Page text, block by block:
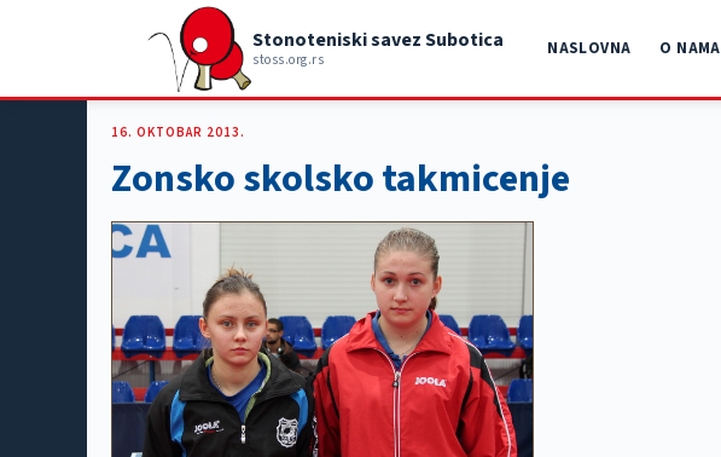
Stonoteniski savez Subotica
stoss.org.rs
NASLOVNA O NAMA
16. OKTOBAR 2013.
Zonsko skolsko takmicenje